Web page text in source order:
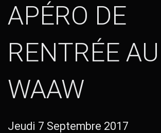
APÉRO DE
RENTRÉE AU
WAAW
Jeudi 7 Septembre 2017